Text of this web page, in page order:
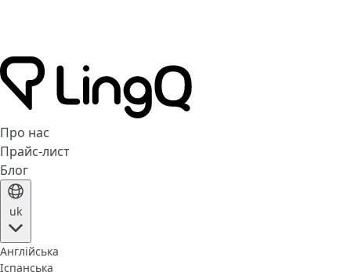
Про нас
Прайс-лист
Блог
uk
Англійська
Іспанська